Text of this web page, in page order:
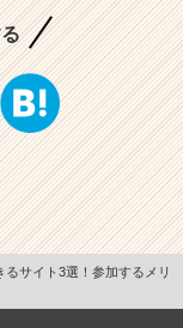
サイト3選！参加するメリ